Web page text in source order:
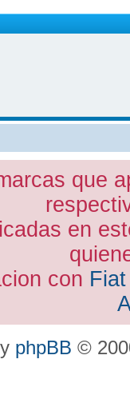
que
en
con
phpBB ©